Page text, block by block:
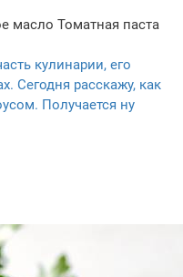
масло Томатная паста
кулинарии, его
Сегодня расскажу, как
Получается ну